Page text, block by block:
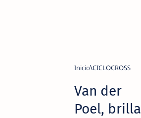
Inicio CICLOCROSS
Van der
Poel, brilla